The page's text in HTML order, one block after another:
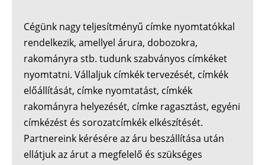
Cégünk nagy teljesítményű címke nyomtatókkal
rendelkezik, amellyel árura, dobozokra,
rakományra stb. tudunk szabványos címkéket
nyomtatni. Vállaljuk címkék tervezését, címkék
előállítását, címke nyomtatást, címkék
rakományra helyezését, címke ragasztást, egyéni
címkézést és sorozatcímkék elkészítését.
Partnereink kérésére az áru beszállítása után
ellátjuk az árut a megfelelő és szükséges